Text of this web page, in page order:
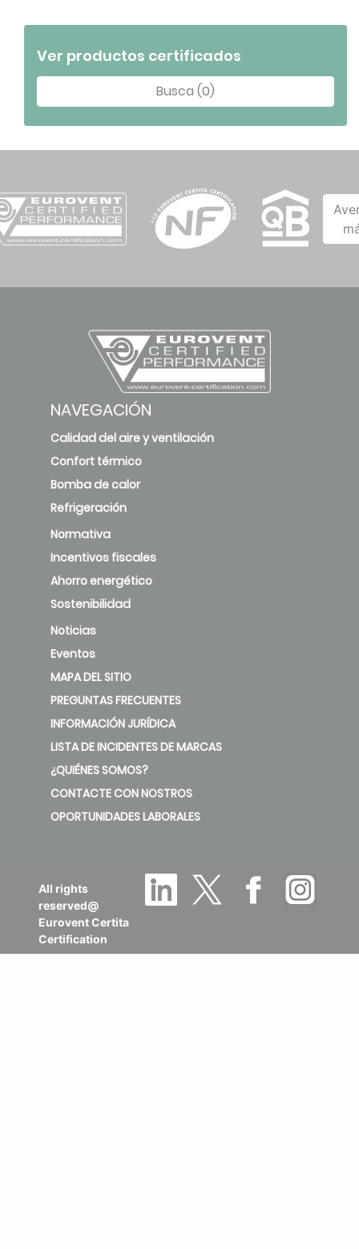
Ver productos certificados
Busca (0)
NAVEGACIÓN
Calidad del aire y ventilación
Confort térmico
Bomba de calor
Refrigeración
Normativa
Incentivos fiscales
Ahorro energético
Sostenibilidad
Noticias
Eventos
MAPA DEL SITIO
PREGUNTAS FRECUENTES
INFORMACIÓN JURÍDICA
LISTA DE INCIDENTES DE MARCAS
¿QUIÉNES SOMOS?
CONTACTE CON NOSTROS
OPORTUNIDADES LABORALES
All rights
reserved@
Eurovent Certita
Certification